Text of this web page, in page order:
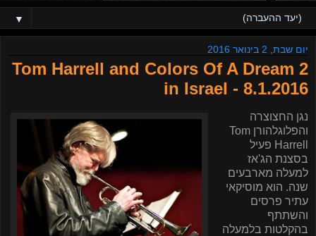
▼
יום שבת, 2 בינואר 2016
Tom Harrell and Colors Of A Dream 2
in Israel - 8.1.2016
נגן החצוצרה
והפלוגלהורן Tom
Harrell פעיל
בסצנת הג'אז
למעלה מארבעים
שנה. הוא מוסיקאי
עתיר פרסים
והשתתף
בהקלטות בלמעלה